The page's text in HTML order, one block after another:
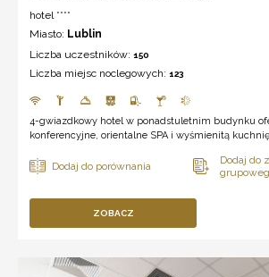
hotel ****
Miasto: Lublin
Liczba uczestników: 150
Liczba miejsc noclegowych: 123
4-gwiazdkowy hotel w ponadstuletnim budynku
konferencyjne, orientalne SPA i wyśmienitą
ZOBACZ